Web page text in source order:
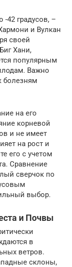
-42 градусов, –
и Вулкан
своей
Хани,
популярным
Важно
болезням
на его
корневой
и не имеет
на рост и
его с учетом
Сравнение
сверчок по
выбор.
и Почвы
в
ветров.
склоны,